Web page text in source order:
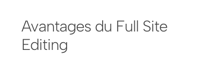
Avantages du Full Site
Editing